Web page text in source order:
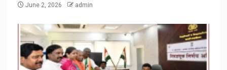
June 2, 2026 admin